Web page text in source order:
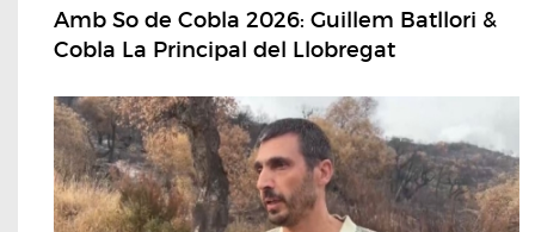
Amb So de Cobla 2026: Guillem Batllori &
Cobla La Principal del Llobregat